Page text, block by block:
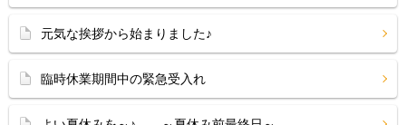
元気な挨拶から始まりました♪
臨時休業期間中の緊急受入れ